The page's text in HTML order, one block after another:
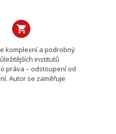
komplexní a podrobný
institutů
práva – odstoupení od
Autor se zaměřuje